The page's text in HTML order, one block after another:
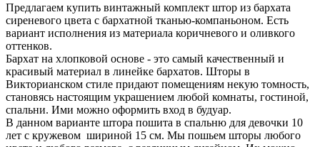
Предлагаем купить винтажный комплект штор из бархата
сиреневого цвета с бархатной тканью-компаньоном. Есть
вариант исполнения из материала коричневого и оливкого
оттенков.
Бархат на хлопковой основе - это самый качественный и
красивый материал в линейке бархатов. Шторы в
Викторианском стиле придают помещениям некую томность,
становясь настоящим украшением любой комнаты, гостиной,
спальни. Ими можно оформить вход в будуар.
В данном варианте штора пошита в спальню для девочки 10
лет с кружевом шириной 15 см. Мы пошьем шторы любого